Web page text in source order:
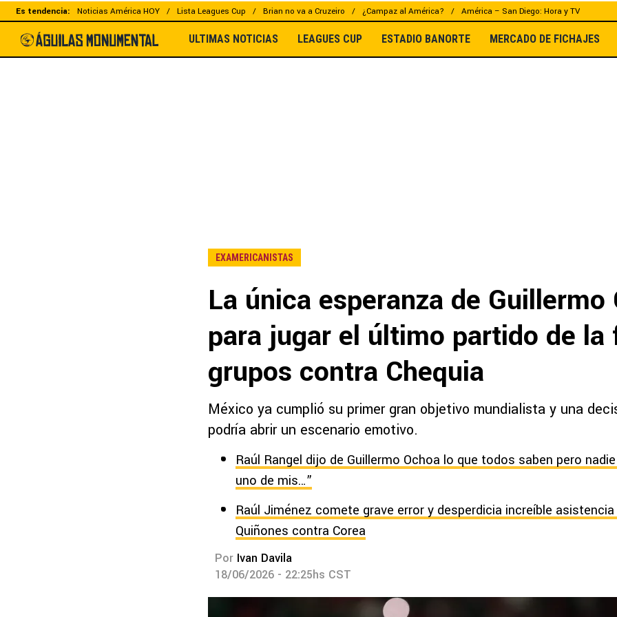
Es tendencia: Noticias América HOY Lista Leagues Cup Brian no va a Cruzeiro ¿Campaz al América? América – San Diego: Hora y TV
ULTIMAS NOTICIAS LEAGUES CUP ESTADIO BANORTE MERCADO DE FICHAJES
EXAMERICANISTAS
La única esperanza de Guillermo
para jugar el último partido de la
grupos contra Chequia
México ya cumplió su primer gran objetivo mundialista y una
podría abrir un escenario emotivo.
Raúl Rangel dijo de Guillermo Ochoa lo que todos saben pero
uno de mis…”
Raúl Jiménez comete grave error y desperdicia increíble
Quiñones contra Corea
Por Ivan Davila
18/06/2026 - 22:25hs CST